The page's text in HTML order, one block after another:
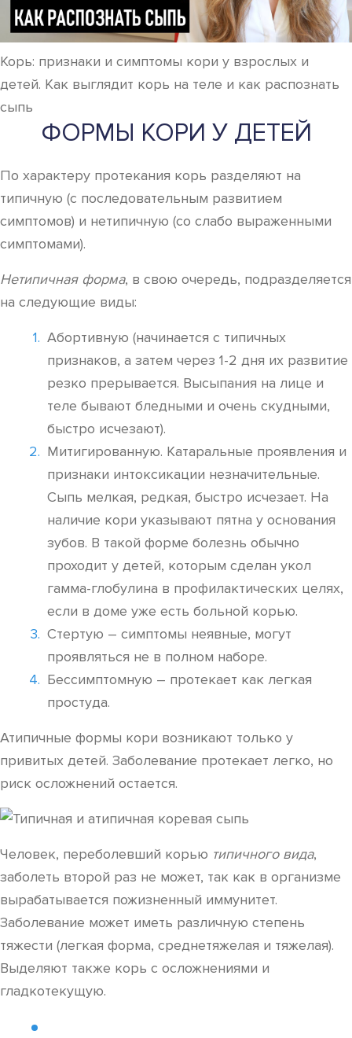
Корь: признаки и симптомы кори у взрослых и
детей. Как выглядит корь на теле и как распознать
сыпь
ФОРМЫ КОРИ У ДЕТЕЙ
По характеру протекания корь разделяют на
типичную (с последовательным развитием
симптомов) и нетипичную (со слабо выраженными
симптомами).
Нетипичная форма, в свою очередь, подразделяется
на следующие виды:
Абортивную (начинается с типичных
признаков, а затем через 1-2 дня их развитие
резко прерывается. Высыпания на лице и
теле бывают бледными и очень скудными,
быстро исчезают).
Митигированную. Катаральные проявления и
признаки интоксикации незначительные.
Сыпь мелкая, редкая, быстро исчезает. На
наличие кори указывают пятна у основания
зубов. В такой форме болезнь обычно
проходит у детей, которым сделан укол
гамма-глобулина в профилактических целях,
если в доме уже есть больной корью.
Стертую – симптомы неявные, могут
проявляться не в полном наборе.
Бессимптомную – протекает как легкая
простуда.
Атипичные формы кори возникают только у
привитых детей. Заболевание протекает легко, но
риск осложнений остается.
Человек, переболевший корью типичного вида,
заболеть второй раз не может, так как в организме
вырабатывается пожизненный иммунитет.
Заболевание может иметь различную степень
тяжести (легкая форма, среднетяжелая и тяжелая).
Выделяют также корь с осложнениями и
гладкотекущую.